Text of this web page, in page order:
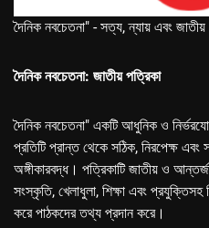
দৈনিক নবচেতনা" - সত্য, ন্যায় এবং
দৈনিক নবচেতনা: জাতীয় পত্রিকা
দৈনিক নবচেতনা" একটি আধুনিক ও
প্রতিটি প্রান্ত থেকে সঠিক, নিরপেক্ষ
অঙ্গীকারবদ্ধ। পত্রিকাটি জাতীয় ও
সংস্কৃতি, খেলাধুলা, শিক্ষা এবং
করে পাঠকদের তথ্য প্রদান করে।